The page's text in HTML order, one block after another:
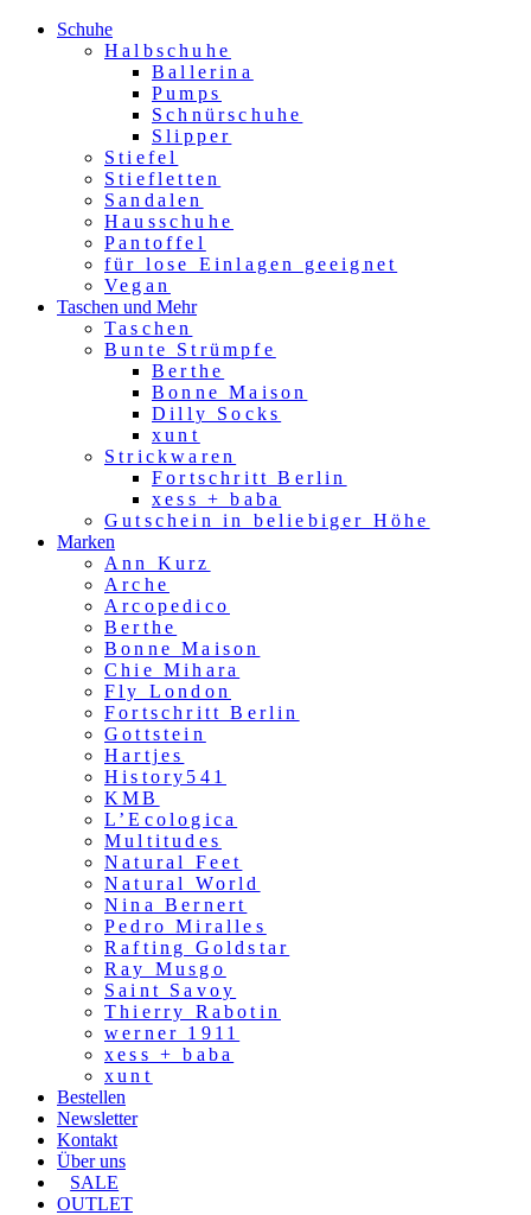
Schuhe
Halbschuhe
Ballerina
Pumps
Schnürschuhe
Slipper
Stiefel
Stiefletten
Sandalen
Hausschuhe
Pantoffel
für lose Einlagen geeignet
Vegan
Taschen und Mehr
Taschen
Bunte Strümpfe
Berthe
Bonne Maison
Dilly Socks
xunt
Strickwaren
Fortschritt Berlin
xess + baba
Gutschein in beliebiger Höhe
Marken
Ann Kurz
Arche
Arcopedico
Berthe
Bonne Maison
Chie Mihara
Fly London
Fortschritt Berlin
Gottstein
Hartjes
History541
KMB
L’Ecologica
Multitudes
Natural Feet
Natural World
Nina Bernert
Pedro Miralles
Rafting Goldstar
Ray Musgo
Saint Savoy
Thierry Rabotin
werner 1911
xess + baba
xunt
Bestellen
Newsletter
Kontakt
Über uns
SALE
OUTLET